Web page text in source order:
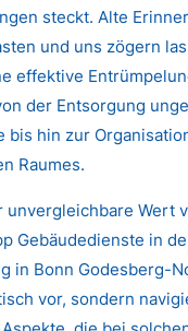
steckt. Alte
und uns zögern
effektive
der Entsorgung
bis hin zur
Raumes.
unvergleichbare Wert
Gebäudedienste in
in Bonn Godesberg-
vor, sondern